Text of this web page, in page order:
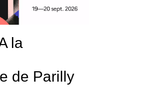
la
de Parilly